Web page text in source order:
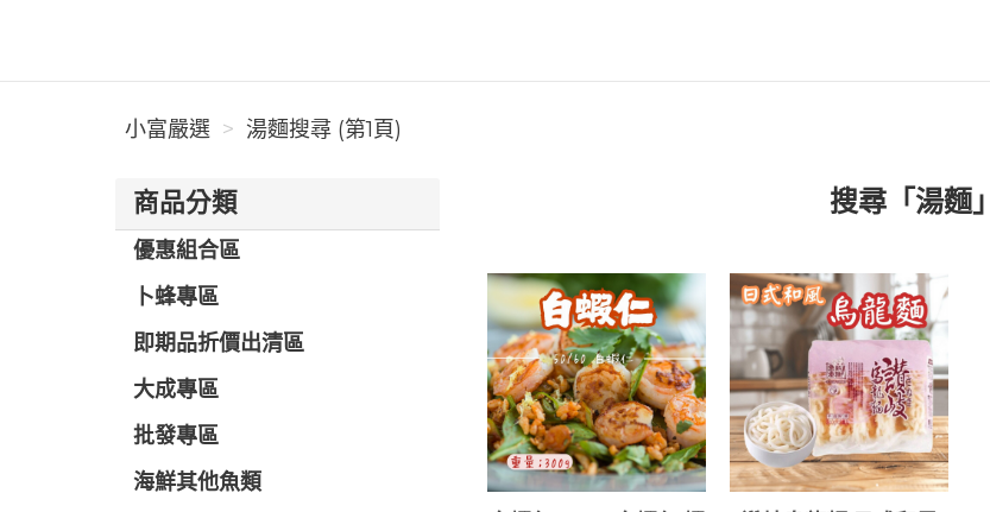
小富嚴選 湯麵搜尋 (第1頁)
商品分類
優惠組合區
卜蜂專區
即期品折價出清區
大成專區
批發專區
海鮮其他魚類
搜尋「湯麵